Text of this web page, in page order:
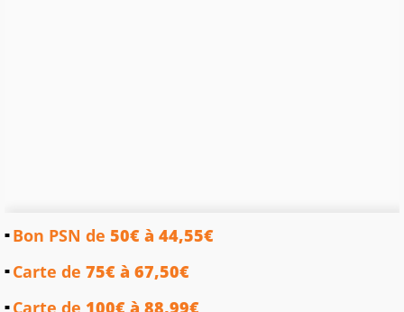
Bon PSN de 50€ à 44,55€
Carte de 75€ à 67,50€
Carte de 100€ à 88,99€